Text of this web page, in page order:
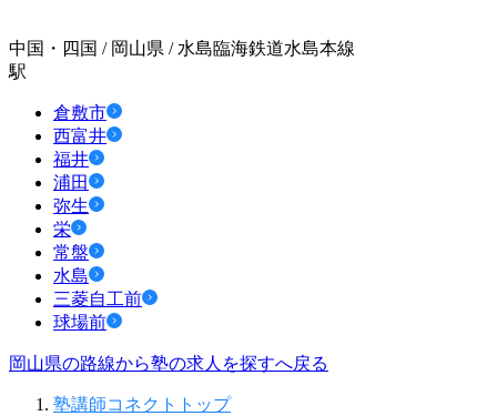
中国・四国 / 岡山県 / 水島臨海鉄道水島本線
駅
倉敷市
西富井
福井
浦田
弥生
栄
常盤
水島
三菱自工前
球場前
岡山県の路線から塾の求人を探すへ戻る
塾講師コネクトトップ